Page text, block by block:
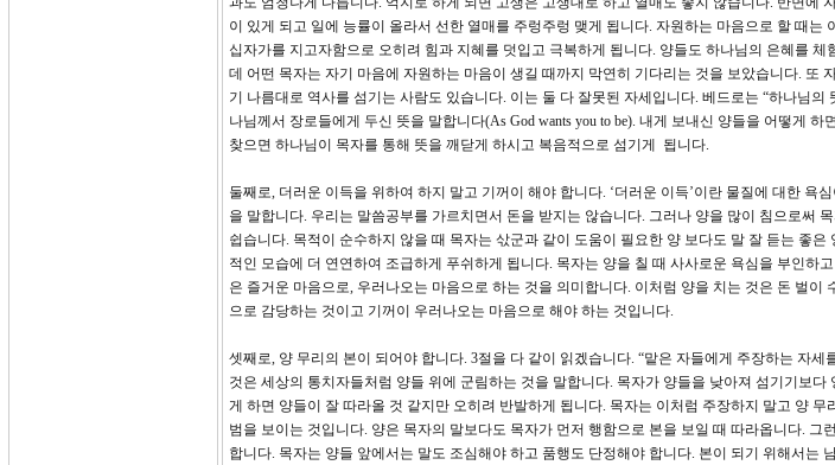
이 있게 되고 일에 능률이 올라서 선한 열매를 주렁주렁 맺게 됩니다. 자원하는 마음으로 할 때는
십자가를 지고자함으로 오히려 힘과 지혜를 덧입고 극복하게 됩니다. 양들도 하나님의 은혜를 체
데 어떤 목자는 자기 마음에 자원하는 마음이 생길 때까지 막연히 기다리는 것을 보았습니다. 또
기 나름대로 역사를 섬기는 사람도 있습니다. 이는 둘 다 잘못된 자세입니다. 베드로는 “하나님의
나님께서 장로들에게 두신 뜻을 말합니다(As God wants you to be). 내게 보내신 양들을 어떻게
찾으면 하나님이 목자를 통해 뜻을 깨닫게 하시고 복음적으로 섬기게 됩니다.
둘째로, 더러운 이득을 위하여 하지 말고 기꺼이 해야 합니다. ‘더러운 이득’이란 물질에 대한 욕
을 말합니다. 우리는 말씀공부를 가르치면서 돈을 받지는 않습니다. 그러나 양을 많이 침으로써
쉽습니다. 목적이 순수하지 않을 때 목자는 삯군과 같이 도움이 필요한 양 보다도 말 잘 듣는 좋은
적인 모습에 더 연연하여 조급하게 푸쉬하게 됩니다. 목자는 양을 칠 때 사사로운 욕심을 부인하
은 즐거운 마음으로, 우러나오는 마음으로 하는 것을 의미합니다. 이처럼 양을 치는 것은 돈 벌이
으로 감당하는 것이고 기꺼이 우러나오는 마음으로 해야 하는 것입니다.
셋째로, 양 무리의 본이 되어야 합니다. 3절을 다 같이 읽겠습니다. “맡은 자들에게 주장하는 자세
것은 세상의 통치자들처럼 양들 위에 군림하는 것을 말합니다. 목자가 양들을 낮아져 섬기기보
게 하면 양들이 잘 따라올 것 같지만 오히려 반발하게 됩니다. 목자는 이처럼 주장하지 말고 양 무
범을 보이는 것입니다. 양은 목자의 말보다도 목자가 먼저 행함으로 본을 보일 때 따라옵니다. 그
합니다. 목자는 양들 앞에서는 말도 조심해야 하고 품행도 단정해야 합니다. 본이 되기 위해서는